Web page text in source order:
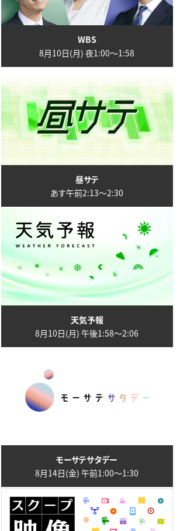
WBS
8月10日(月) 夜1:00〜1:58
昼サテ
あす午前2:13〜2:30
天気予報
8月10日(月) 午後1:58〜2:06
モーサテサタデー
8月14日(金) 午前1:00〜1:30